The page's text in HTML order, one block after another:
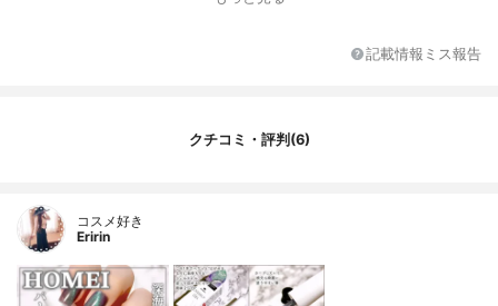
記載情報ミス報告
クチコミ・評判(6)
コスメ好き
Eririn